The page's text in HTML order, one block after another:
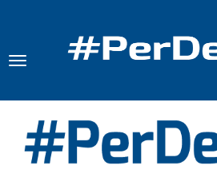
Contenido
principal
Toggle